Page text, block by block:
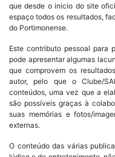
que desde o inicio do site
espaço todos os resultados,
do Portimonense.
Este contributo pessoal para
pode apresentar algumas
que comprovem os
autor, pelo que o Clube/
conteúdos, uma vez que a
são possíveis graças à
suas memórias e fotos/
externas.
O conteúdo das várias